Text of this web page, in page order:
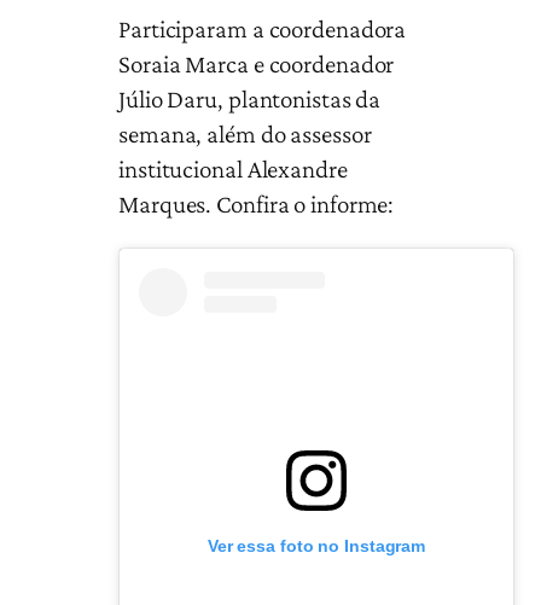
Participaram a coordenadora
Soraia Marca e coordenador
Júlio Daru, plantonistas da
semana, além do assessor
institucional Alexandre
Marques. Confira o informe:
Ver essa foto no Instagram